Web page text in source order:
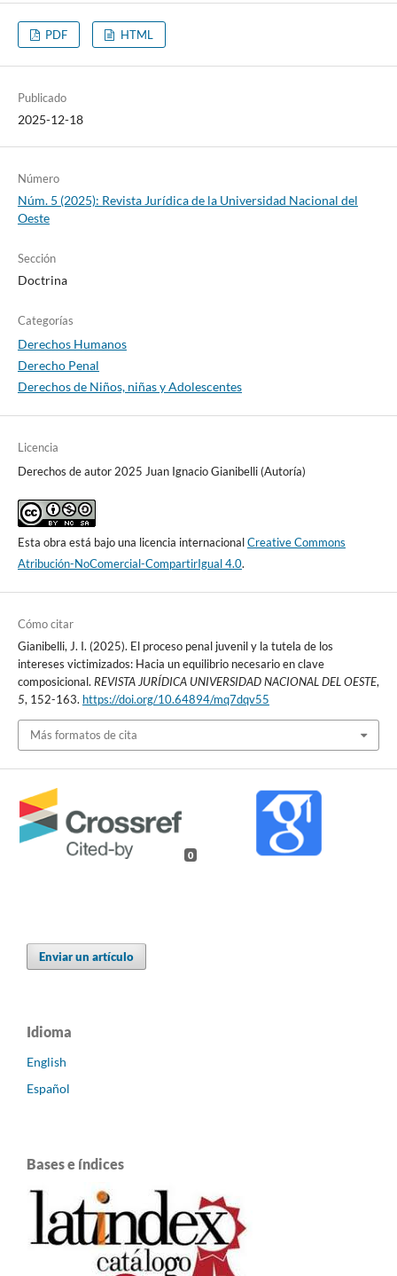
PDF HTML
Publicado
2025-12-18
Número
Núm. 5 (2025): Revista Jurídica de la Universidad Nacional del
Oeste
Sección
Doctrina
Categorías
Derechos Humanos
Derecho Penal
Derechos de Niños, niñas y Adolescentes
Licencia
Derechos de autor 2025 Juan Ignacio Gianibelli (Autoría)
Esta obra está bajo una licencia internacionalCreative Commons
Atribución-NoComercial-CompartirIgual 4.0.
Cómo citar
Gianibelli, J. I. (2025). El proceso penal juvenil y la tutela de los
intereses victimizados: Hacia un equilibrio necesario en clave
composicional. REVISTA JURÍDICA UNIVERSIDAD NACIONAL DEL OESTE,
5, 152-163. https://doi.org/10.64894/mq7dqv55
Más formatos de cita
0
Enviar un artículo
Idioma
English
Español
Bases e índices